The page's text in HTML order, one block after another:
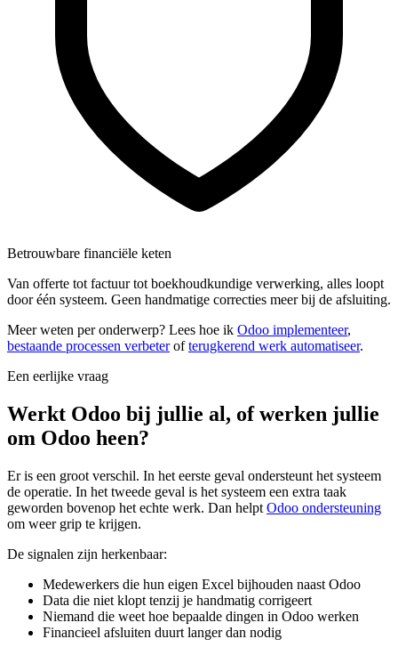
Betrouwbare financiële keten
Van offerte tot factuur tot boekhoudkundige verwerking, alles loopt
door één systeem. Geen handmatige correcties meer bij de afsluiting.
Meer weten per onderwerp? Lees hoe ik Odoo implementeer,
bestaande processen verbeterofterugkerend werk automatiseer.
Een eerlijke vraag
Werkt Odoo bij jullie al, of werken jullie
om Odoo heen?
Er is een groot verschil. In het eerste geval ondersteunt het systeem
de operatie. In het tweede geval is het systeem een extra taak
geworden bovenop het echte werk. Dan helpt Odoo ondersteuning
om weer grip te krijgen.
De signalen zijn herkenbaar:
Medewerkers die hun eigen Excel bijhouden naast Odoo
Data die niet klopt tenzij je handmatig corrigeert
Niemand die weet hoe bepaalde dingen in Odoo werken
Financieel afsluiten duurt langer dan nodig